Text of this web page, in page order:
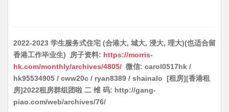
2022-2023 学生服务式住宅 (合港大, 城大, 浸大, 理大)(也适合留
香港工作毕业生) 房子资料: https://morris-
hk.com/monthly/archives/4805/ 微信: carol0517hk /
hk95534905 / cww20c / ryan8389 / shainalo [租房][香港租
房]2022租房群组团啦 二 维 码: http://gang-
piao.com/web/archives/76/